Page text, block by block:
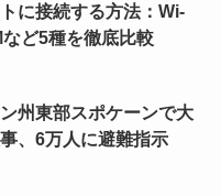
に接続する方法：Wi-
など5種を徹底比較
州東部スポケーンで大
、6万人に避難指示